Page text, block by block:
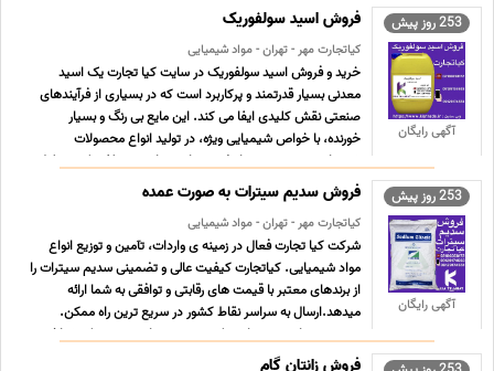
253 روز پیش
آگهی رایگان
فروش اسید سولفوریک
کیاتجارت مهر - تهران - مواد شیمیایی
خرید و فروش اسید سولفوریک در سایت کیا تجارت یک اسید
معدنی بسیار قدرتمند و پرکاربرد است که در بسیاری از فرآیندهای
صنعتی نقش کلیدی ایفا می کند. این مایع بی رنگ و بسیار
خورنده، با خواص شیمیایی ویژه، در تولید انواع محصولات
شیمیایی و صنعتی بسیار ضروری است. اسید سولفوریک به دلیل
قدرت و ... ...
253 روز پیش
آگهی رایگان
فروش سدیم سیترات به صورت عمده
کیاتجارت مهر - تهران - مواد شیمیایی
شرکت کیا تجارت فعال در زمینه ی واردات، تآمین و توزیع انواع
مواد شیمیایی. کیاتجارت کیفیت عالی و تضمینی سدیم سیترات را
از برندهای معتبر با قیمت های رقابتی و توافقی به شما ارائه
میدهد.ارسال به سراسر نقاط کشور در سریع ترین راه ممکن.
سدیم سیترات، به عنوان نمک تری سدیم اسید سیتریک شناخ ...
...